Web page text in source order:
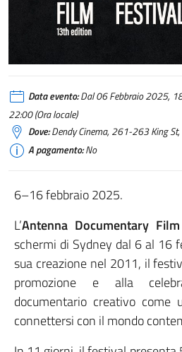
Data evento:Dal 06 Febbraio 2025,
22:00 (Ora locale)
Dove:Dendy Cinema, 261-263 King
A pagamento:No
6–16 febbraio 2025.
L’Antenna Documentary
schermi di Sydney dal 6 al 16
sua creazione nel 2011, il
promozione e alla
documentario creativo come
connettersi con il mondo